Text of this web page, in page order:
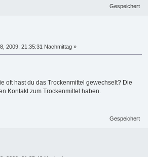
Gespeichert
2009, 21:35:31 Nachmittag »
oft hast du das Trockenmittel gewechselt? Die
Kontakt zum Trockenmittel haben.
Gespeichert